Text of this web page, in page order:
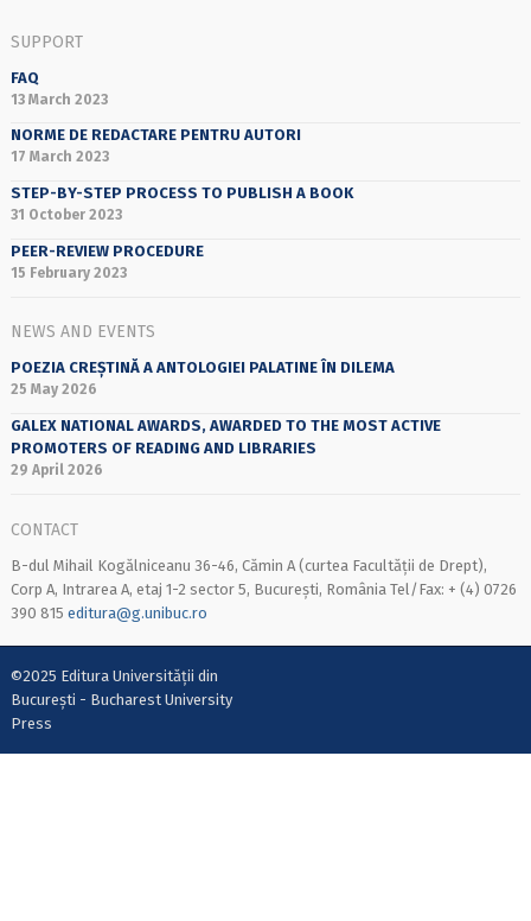
SUPPORT
FAQ
13 March 2023
NORME DE REDACTARE PENTRU AUTORI
17 March 2023
STEP-BY-STEP PROCESS TO PUBLISH A BOOK
31 October 2023
PEER-REVIEW PROCEDURE
15 February 2023
NEWS AND EVENTS
POEZIA CREȘTINĂ A ANTOLOGIEI PALATINE ÎN DILEMA
25 May 2026
GALEX NATIONAL AWARDS, AWARDED TO THE MOST ACTIVE
PROMOTERS OF READING AND LIBRARIES
29 April 2026
CONTACT
B-dul Mihail Kogălniceanu 36-46, Cămin A (curtea Facultății de Drept),
Corp A, Intrarea A, etaj 1-2 sector 5, București, România Tel/Fax: + (4) 0726
390 815 editura@g.unibuc.ro
©2025 Editura Universității din
București - Bucharest University
Press